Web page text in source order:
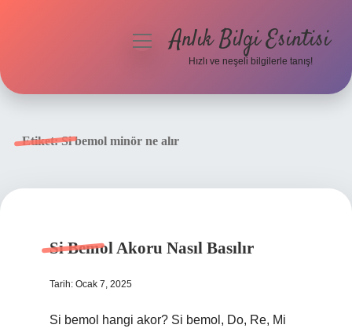
menüyüAnlık Bilgi Esintisi
Hızlı ve neşeli bilgilerle tanış!
Etiket:Si bemol minör ne alır
Si Bemol Akoru Nasıl Basılır
Tarih: Ocak 7, 2025
Si bemol hangi akor? Si bemol, Do, Re, Mi